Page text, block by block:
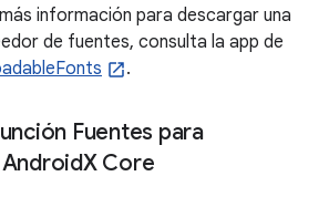
información para descargar una
de fuentes, consulta la app de
.
Fuentes para
X Core